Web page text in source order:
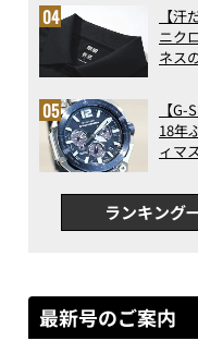
【
ニク
ネス
アの
【G-
18年
ィマ
新ム
ランキング
最新号のご案内